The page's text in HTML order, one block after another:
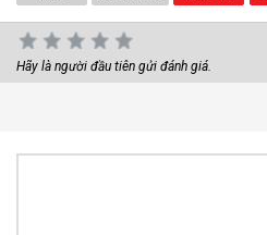
Hãy là người đầu tiên gửi đánh giá.